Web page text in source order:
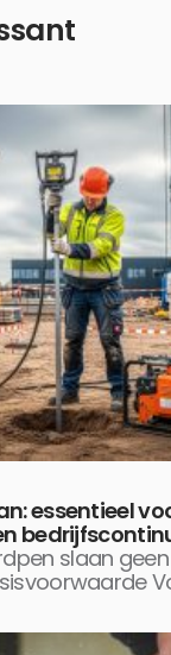
essentieel
slaan geen